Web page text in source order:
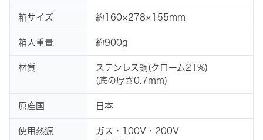
箱サイズ 約160×278×155mm
箱入重量 約900g
材質
ステンレス鋼(クローム21%)
(底の厚さ0.7mm)
原産国 日本
使用熱源
ガス・100V・200V